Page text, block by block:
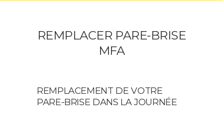
REMPLACER PARE-BRISE
MFA
REMPLACEMENT DE VOTRE
PARE-BRISE DANS LA JOURNÉE